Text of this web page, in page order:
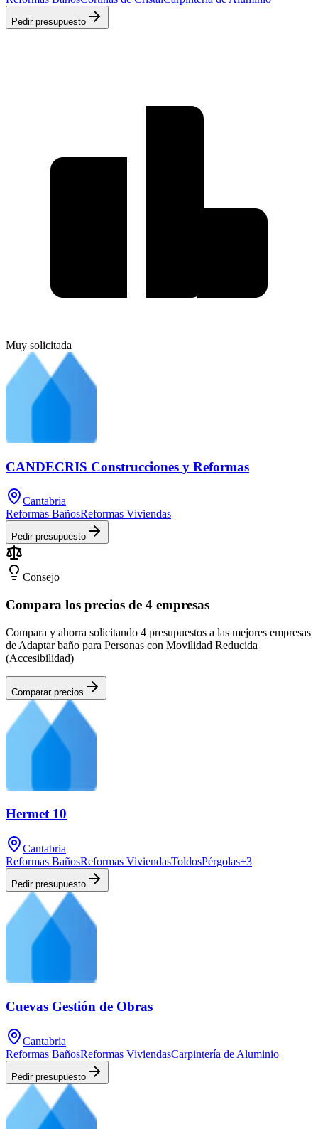
Pedir presupuesto
Muy solicitada
CANDECRIS Construcciones y Reformas
Cantabria
Reformas BañosReformas Viviendas
Pedir presupuesto
Consejo
Compara los precios de 4 empresas
Compara y ahorra solicitando 4 presupuestos a las mejores empresas
de Adaptar baño para Personas con Movilidad Reducida
(Accesibilidad)
Comparar precios
Hermet 10
Cantabria
Reformas BañosReformas ViviendasToldosPérgolas+3
Pedir presupuesto
Cuevas Gestión de Obras
Cantabria
Reformas BañosReformas ViviendasCarpintería de Aluminio
Pedir presupuesto